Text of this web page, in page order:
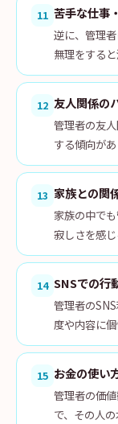
11 苦手な仕事
逆に、管理
無理をすると
12 友人関係の
管理者の友
する傾向があ
13 家族との関
家族の中で
寂しさを感じ
14 SNSでの行
管理者の
度や内容に個
15 お金の使い
管理者の価
で、その人の